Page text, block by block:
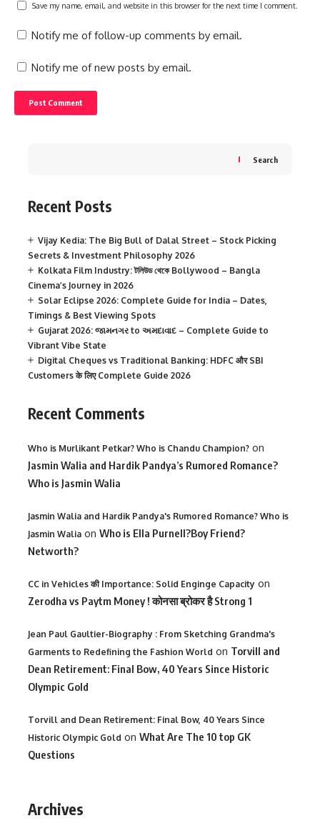
Save my name, email, and website in this browser for the next time I comment.
Notify me of follow-up comments by email.
Notify me of new posts by email.
Search
Recent Posts
Vijay Kedia: The Big Bull of Dalal Street – Stock Picking
Secrets & Investment Philosophy 2026
Kolkata Film Industry: টলিউড থেকে Bollywood – Bangla
Cinema’s Journey in 2026
Solar Eclipse 2026: Complete Guide for India – Dates,
Timings & Best Viewing Spots
Gujarat 2026: જામનગર to અમદાવાદ – Complete Guide to
Vibrant Vibe State
Digital Cheques vs Traditional Banking: HDFC और SBI
Customers के लिए Complete Guide 2026
Recent Comments
Who is Murlikant Petkar? Who is Chandu Champion? on
Jasmin Walia and Hardik Pandya’s Rumored Romance?
Who is Jasmin Walia
Jasmin Walia and Hardik Pandya's Rumored Romance? Who is
Jasmin Walia on Who is Ella Purnell?Boy Friend?
Networth?
CC in Vehicles की Importance: Solid Enginge Capacity on
Zerodha vs Paytm Money ! कोनसा ब्रोकर है Strong 1
Jean Paul Gaultier-Biography : From Sketching Grandma's
Garments to Redefining the Fashion World on Torvill and
Dean Retirement: Final Bow, 40 Years Since Historic
Olympic Gold
Torvill and Dean Retirement: Final Bow, 40 Years Since
Historic Olympic Gold on What Are The 10 top GK
Questions
Archives